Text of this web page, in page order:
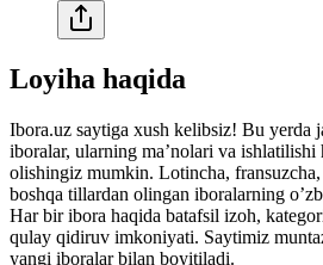
Loyiha haqida
Ibora.uz saytiga xush kelibsiz! Bu yerda
iboralar, ularning maʼnolari va ishlatilishi
olishingiz mumkin. Lotincha,
boshqa tillardan olingan iboralarning
Har bir ibora haqida batafsil izoh,
qulay qidiruv imkoniyati. Saytimiz
yangi iboralar bilan boyitiladi.